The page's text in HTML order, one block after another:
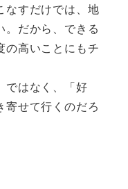
なすだけでは、地
。だから、できる
の高いことにもチ
ではなく、「好
寄せて行くのだろ